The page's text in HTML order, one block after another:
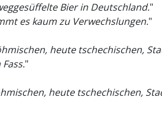
Bier in Deutschland."
es kaum zu Verwechslungen."
heute tschechischen,
"
heute tschechischen,